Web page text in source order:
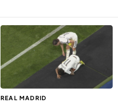
REAL MADRID